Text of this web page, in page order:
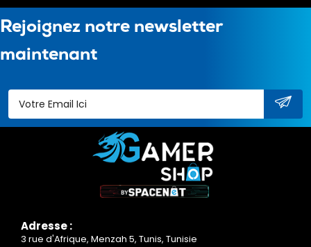
Rejoignez notre newsletter
maintenant
Adresse :
3 rue d'Afrique, Menzah 5, Tunis, Tunisie